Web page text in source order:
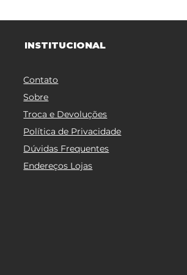
INSTITUCIONAL
Contato
Sobre
Troca e Devoluções
Política de Privacidade
Dúvidas Frequentes
Endereços Lojas